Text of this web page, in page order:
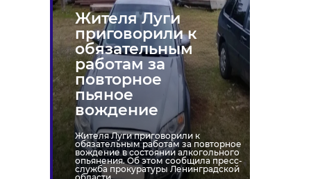
Жителя Луги
приговорили к
обязательным
работам за
повторное
пьяное
вождение
Жителя Луги приговорили к
обязательным работам за повторное
вождение в состоянии алкогольного
опьянения. Об этом сообщила пресс-
служба прокуратуры Ленинградской